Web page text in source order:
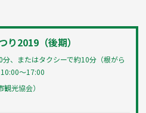
り2019（後期）
、またはタクシーで約10分（根がら
〜17:00
光協会）